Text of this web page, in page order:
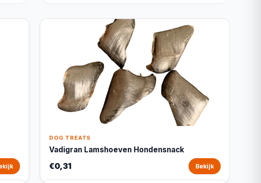
DOG TREATS
Vadigran Lamshoeven Hondensnack
€0,31 Bekijk